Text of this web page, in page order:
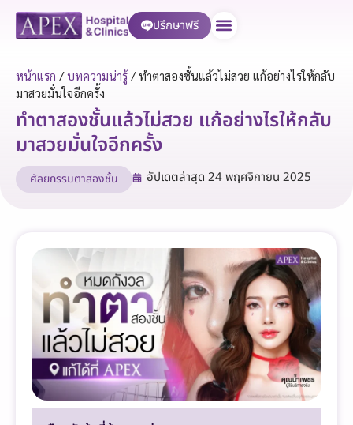
ปรึกษาฟรี
หน้าแรก /บทความน่ารู้/ทำตาสองชั้นแล้วไม่สวย แก้อย่างไรให้กลับ
มาสวยมั่นใจอีกครั้ง
ทำตาสองชั้นแล้วไม่สวย แก้อย่างไรให้กลับ
มาสวยมั่นใจอีกครั้ง
ศัลยกรรมตาสองชั้น อัปเดตล่าสุด 24 พฤศจิกายน 2025